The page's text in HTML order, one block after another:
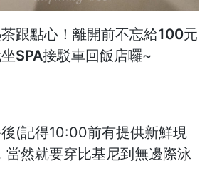
跟點心！離開前不忘給100元
坐SPA接駁車回飯店囉~
(記得10:00前有提供新鮮現
當然就要穿比基尼到無邊際泳